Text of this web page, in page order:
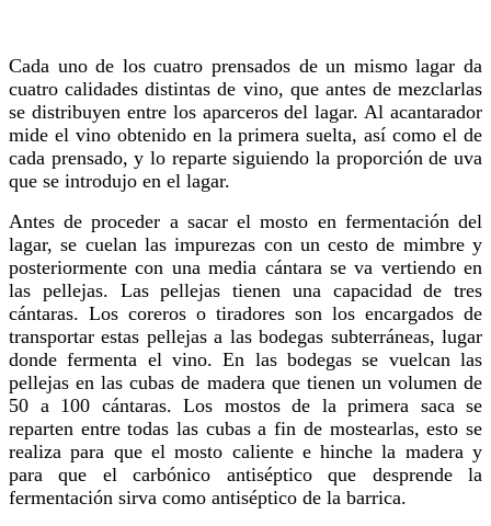
Cada uno de los cuatro prensados de un mismo lagar da
cuatro calidades distintas de vino, que antes de mezclarlas
se distribuyen entre los aparceros del lagar. Al acantarador
mide el vino obtenido en la primera suelta, así como el de
cada prensado, y lo reparte siguiendo la proporción de uva
que se introdujo en el lagar.
Antes de proceder a sacar el mosto en fermentación del
lagar, se cuelan las impurezas con un cesto de mimbre y
posteriormente con una media cántara se va vertiendo en
las pellejas. Las pellejas tienen una capacidad de tres
cántaras. Los coreros o tiradores son los encargados de
transportar estas pellejas a las bodegas subterráneas, lugar
donde fermenta el vino. En las bodegas se vuelcan las
pellejas en las cubas de madera que tienen un volumen de
50 a 100 cántaras. Los mostos de la primera saca se
reparten entre todas las cubas a fin de mostearlas, esto se
realiza para que el mosto caliente e hinche la madera y
para que el carbónico antiséptico que desprende la
fermentación sirva como antiséptico de la barrica.